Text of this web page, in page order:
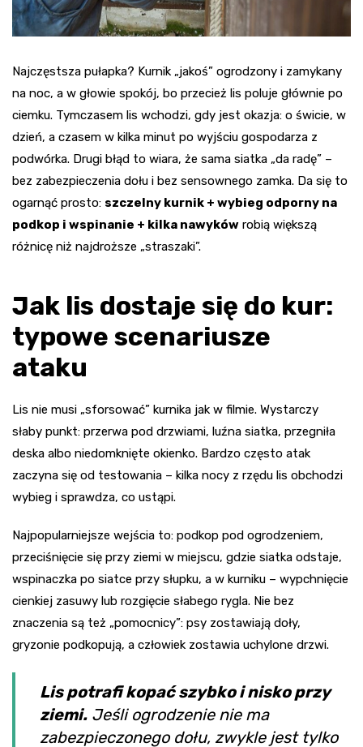
Najczęstsza pułapka? Kurnik „jakoś” ogrodzony i zamykany
na noc, a w głowie spokój, bo przecież lis poluje głównie po
ciemku. Tymczasem lis wchodzi, gdy jest okazja: o świcie, w
dzień, a czasem w kilka minut po wyjściu gospodarza z
podwórka. Drugi błąd to wiara, że sama siatka „da radę” –
bez zabezpieczenia dołu i bez sensownego zamka. Da się to
ogarnąć prosto: szczelny kurnik + wybieg odporny na
podkop i wspinanie + kilka nawyków robią większą
różnicę niż najdroższe „straszaki”.
Jak lis dostaje się do kur:
typowe scenariusze
ataku
Lis nie musi „sforsować” kurnika jak w filmie. Wystarczy
słaby punkt: przerwa pod drzwiami, luźna siatka, przegniła
deska albo niedomknięte okienko. Bardzo często atak
zaczyna się od testowania – kilka nocy z rzędu lis obchodzi
wybieg i sprawdza, co ustąpi.
Najpopularniejsze wejścia to: podkop pod ogrodzeniem,
przeciśnięcie się przy ziemi w miejscu, gdzie siatka odstaje,
wspinaczka po siatce przy słupku, a w kurniku – wypchnięcie
cienkiej zasuwy lub rozgięcie słabego rygla. Nie bez
znaczenia są też „pomocnicy”: psy zostawiają doły,
gryzonie podkopują, a człowiek zostawia uchylone drzwi.
Lis potrafi kopać szybko i nisko przy
ziemi. Jeśli ogrodzenie nie ma
zabezpieczonego dołu, zwykle jest tylko